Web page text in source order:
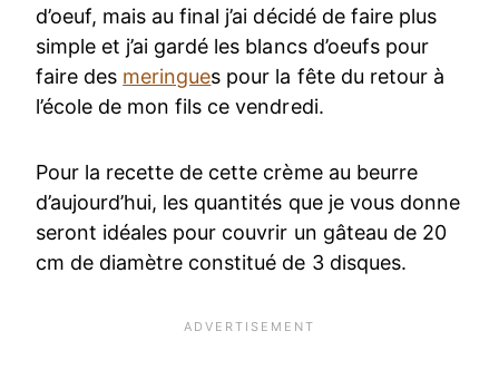
d’oeuf, mais au final j’ai décidé de faire plus
simple et j’ai gardé les blancs d’oeufs pour
faire des meringues pour la fête du retour à
l’école de mon fils ce vendredi.
Pour la recette de cette crème au beurre
d’aujourd’hui, les quantités que je vous donne
seront idéales pour couvrir un gâteau de 20
cm de diamètre constitué de 3 disques.